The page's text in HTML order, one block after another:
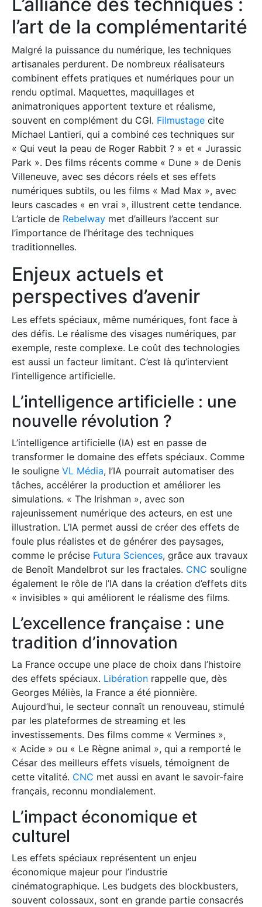
l’art de la complémentarité
Malgré la puissance du numérique, les techniques
artisanales perdurent. De nombreux réalisateurs
combinent effets pratiques et numériques pour un
rendu optimal. Maquettes, maquillages et
animatroniques apportent texture et réalisme,
souvent en complément du CGI. Filmustage cite
Michael Lantieri, qui a combiné ces techniques sur
« Qui veut la peau de Roger Rabbit ? » et « Jurassic
Park ». Des films récents comme « Dune » de Denis
Villeneuve, avec ses décors réels et ses effets
numériques subtils, ou les films « Mad Max », avec
leurs cascades « en vrai », illustrent cette tendance.
L’article de Rebelway met d’ailleurs l’accent sur
l’importance de l’héritage des techniques
traditionnelles.
Enjeux actuels et
perspectives d’avenir
Les effets spéciaux, même numériques, font face à
des défis. Le réalisme des visages numériques, par
exemple, reste complexe. Le coût des technologies
est aussi un facteur limitant. C’est là qu’intervient
l’intelligence artificielle.
L’intelligence artificielle : une
nouvelle révolution ?
L’intelligence artificielle (IA) est en passe de
transformer le domaine des effets spéciaux. Comme
le souligne VL Média, l’IA pourrait automatiser des
tâches, accélérer la production et améliorer les
simulations. « The Irishman », avec son
rajeunissement numérique des acteurs, en est une
illustration. L’IA permet aussi de créer des effets de
foule plus réalistes et de générer des paysages,
comme le précise Futura Sciences, grâce aux travaux
de Benoît Mandelbrot sur les fractales. CNC souligne
également le rôle de l’IA dans la création d’effets dits
« invisibles » qui améliorent le réalisme des films.
L’excellence française : une
tradition d’innovation
La France occupe une place de choix dans l’histoire
des effets spéciaux. Libération rappelle que, dès
Georges Méliès, la France a été pionnière.
Aujourd’hui, le secteur connaît un renouveau, stimulé
par les plateformes de streaming et les
investissements. Des films comme « Vermines »,
« Acide » ou « Le Règne animal », qui a remporté le
César des meilleurs effets visuels, témoignent de
cette vitalité. CNC met aussi en avant le savoir-faire
français, reconnu mondialement.
L’impact économique et
culturel
Les effets spéciaux représentent un enjeu
économique majeur pour l’industrie
cinématographique. Les budgets des blockbusters,
souvent colossaux, sont en grande partie consacrés